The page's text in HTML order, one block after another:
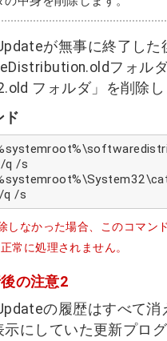
が無事に終了した
フォル
フォルダ」を削除し
ド
q /s
q /s
しなかった場合、このコマン
常に処理されません。
の注意2
の履歴はすべて消
示にしていた更新プロ